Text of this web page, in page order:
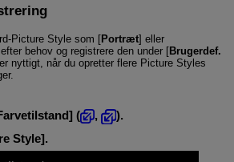
Picture Style som [Portræt] eller
behov og registrere den under [Brugerdef.
nyttigt, når du opretter flere Picture Styles
] ( ,
).
Style].